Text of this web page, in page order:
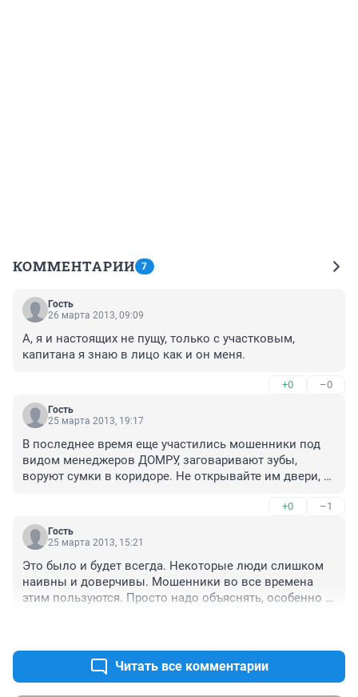
КОММЕНТАРИИ 7
Гость
26 марта 2013, 09:09
А, я и настоящих не пущу, только с участковым,
капитана я знаю в лицо как и он меня.
+0 –0
Гость
25 марта 2013, 19:17
В последнее время еще участились мошенники под
видом менеджеров ДОМРУ, заговаривают зубы,
воруют сумки в коридоре. Не открывайте им двери,
+0 –1
Гость
25 марта 2013, 15:21
Это было и будет всегда. Некоторые люди слишком
наивны и доверчивы. Мошенники во все времена
этим пользуются. Просто надо объяснять, особенно
Читать все комментарии